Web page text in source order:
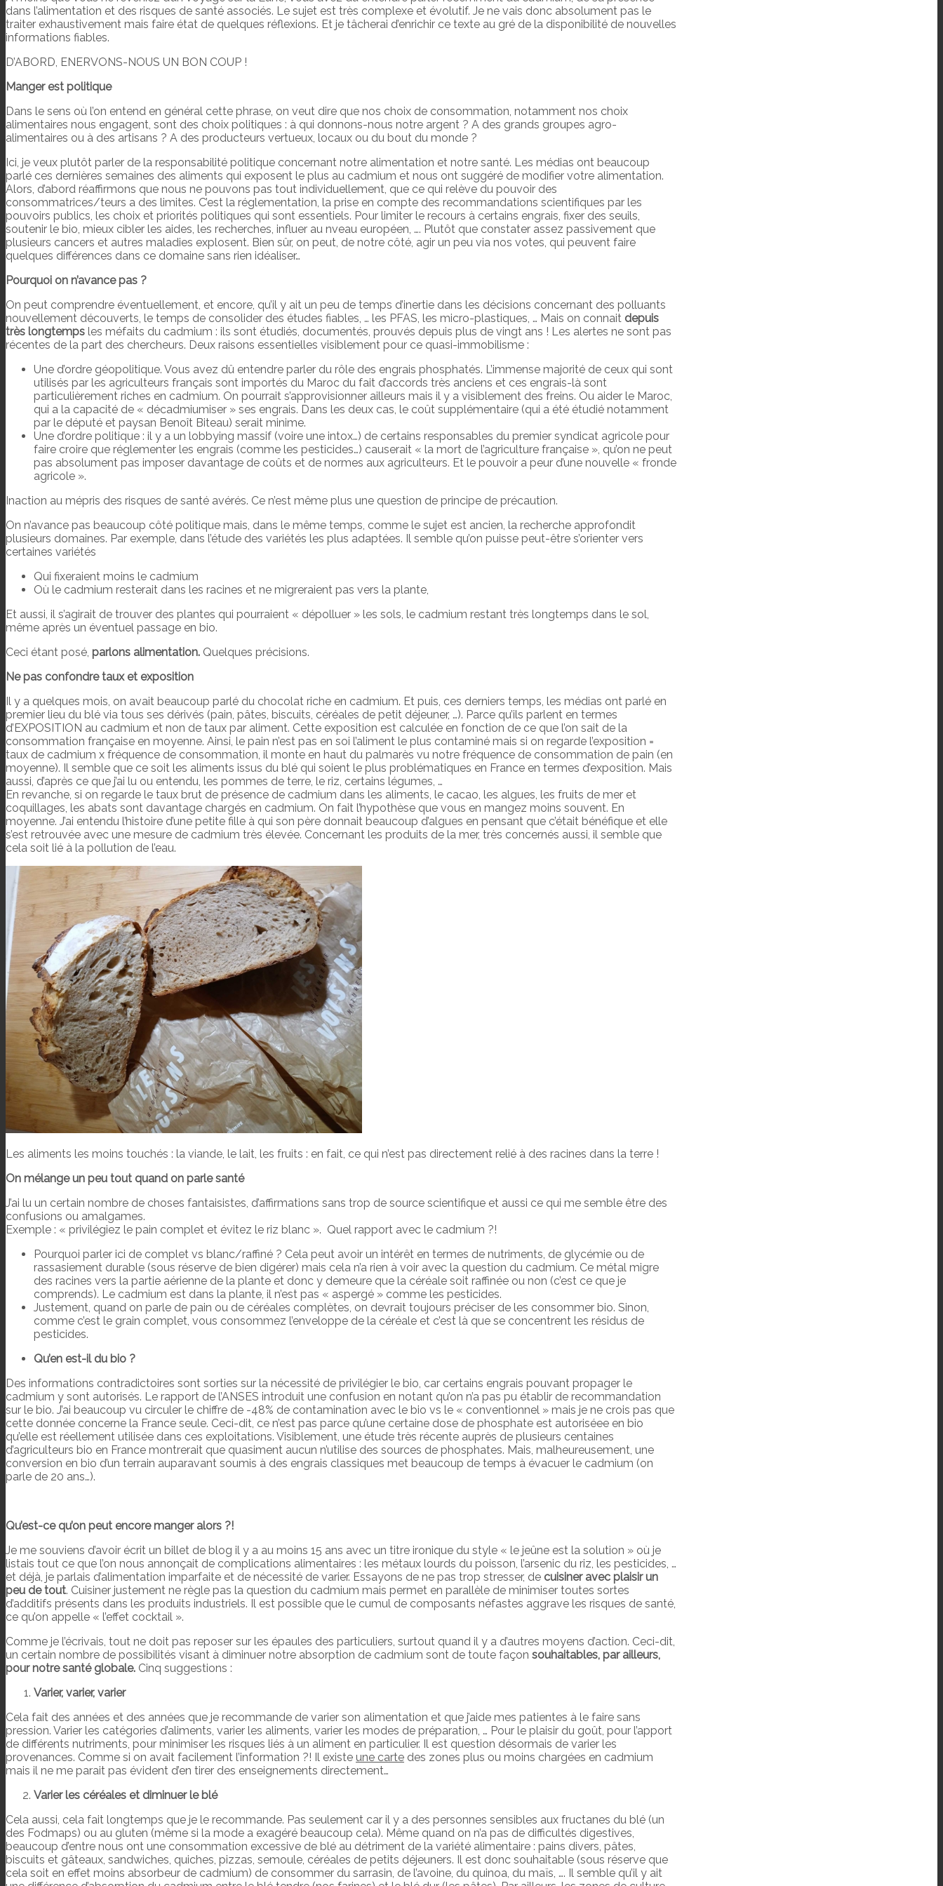
dans l’alimentation et des risques de santé associés. Le sujet est très complexe et évolutif. Je ne vais donc absolument pas le
traiter exhaustivement mais faire état de quelques réflexions. Et je tâcherai d’enrichir ce texte au gré de la disponibilité de nouvelles
informations fiables.
D’ABORD, ENERVONS-NOUS UN BON COUP !
Manger est politique
Dans le sens où l’on entend en général cette phrase, on veut dire que nos choix de consommation, notamment nos choix
alimentaires nous engagent, sont des choix politiques : à qui donnons-nous notre argent ? A des grands groupes agro-
alimentaires ou à des artisans ? A des producteurs vertueux, locaux ou du bout du monde ?
Ici, je veux plutôt parler de la responsabilité politique concernant notre alimentation et notre santé. Les médias ont beaucoup
parlé ces dernières semaines des aliments qui exposent le plus au cadmium et nous ont suggéré de modifier votre alimentation.
Alors, d’abord réaffirmons que nous ne pouvons pas tout individuellement, que ce qui relève du pouvoir des
consommatrices/teurs a des limites. C’est la réglementation, la prise en compte des recommandations scientifiques par les
pouvoirs publics, les choix et priorités politiques qui sont essentiels. Pour limiter le recours à certains engrais, fixer des seuils,
soutenir le bio, mieux cibler les aides, les recherches, influer au nveau européen, …. Plutôt que constater assez passivement que
plusieurs cancers et autres maladies explosent. Bien sûr, on peut, de notre côté, agir un peu via nos votes, qui peuvent faire
quelques différences dans ce domaine sans rien idéaliser…
Pourquoi on n’avance pas ?
On peut comprendre éventuellement, et encore, qu’il y ait un peu de temps d’inertie dans les décisions concernant des polluants
nouvellement découverts, le temps de consolider des études fiables, … les PFAS, les micro-plastiques, … Mais on connait depuis
très longtemps les méfaits du cadmium : ils sont étudiés, documentés, prouvés depuis plus de vingt ans ! Les alertes ne sont pas
récentes de la part des chercheurs. Deux raisons essentielles visiblement pour ce quasi-immobilisme :
Une d’ordre géopolitique. Vous avez dû entendre parler du rôle des engrais phosphatés. L’immense majorité de ceux qui sont
utilisés par les agriculteurs français sont importés du Maroc du fait d’accords très anciens et ces engrais-là sont
particulièrement riches en cadmium. On pourrait s’approvisionner ailleurs mais il y a visiblement des freins. Ou aider le Maroc,
qui a la capacité de « décadmiumiser » ses engrais. Dans les deux cas, le coût supplémentaire (qui a été étudié notamment
par le député et paysan Benoît Biteau) serait minime.
Une d’ordre politique : il y a un lobbying massif (voire une intox…) de certains responsables du premier syndicat agricole pour
faire croire que réglementer les engrais (comme les pesticides…) causerait « la mort de l’agriculture française », qu’on ne peut
pas absolument pas imposer davantage de coûts et de normes aux agriculteurs. Et le pouvoir a peur d’une nouvelle « fronde
agricole ».
Inaction au mépris des risques de santé avérés. Ce n’est même plus une question de principe de précaution.
On n’avance pas beaucoup côté politique mais, dans le même temps, comme le sujet est ancien, la recherche approfondit
plusieurs domaines. Par exemple, dans l’étude des variétés les plus adaptées. Il semble qu’on puisse peut-être s’orienter vers
certaines variétés
Qui fixeraient moins le cadmium
Où le cadmium resterait dans les racines et ne migreraient pas vers la plante,
Et aussi, il s’agirait de trouver des plantes qui pourraient « dépolluer » les sols, le cadmium restant très longtemps dans le sol,
même après un éventuel passage en bio.
Ceci étant posé, parlons alimentation. Quelques précisions.
Ne pas confondre taux et exposition
Il y a quelques mois, on avait beaucoup parlé du chocolat riche en cadmium. Et puis, ces derniers temps, les médias ont parlé en
premier lieu du blé via tous ses dérivés (pain, pâtes, biscuits, céréales de petit déjeuner, …). Parce qu’ils parlent en termes
d’EXPOSITION au cadmium et non de taux par aliment. Cette exposition est calculée en fonction de ce que l’on sait de la
consommation française en moyenne. Ainsi, le pain n’est pas en soi l’aliment le plus contaminé mais si on regarde l’exposition =
taux de cadmium x fréquence de consommation, il monte en haut du palmarès vu notre fréquence de consommation de pain (en
moyenne). Il semble que ce soit les aliments issus du blé qui soient le plus problématiques en France en termes d’exposition. Mais
aussi, d’après ce que j’ai lu ou entendu, les pommes de terre, le riz, certains légumes, …
En revanche, si on regarde le taux brut de présence de cadmium dans les aliments, le cacao, les algues, les fruits de mer et
coquillages, les abats sont davantage chargés en cadmium. On fait l’hypothèse que vous en mangez moins souvent. En
moyenne. J’ai entendu l’histoire d’une petite fille à qui son père donnait beaucoup d’algues en pensant que c’était bénéfique et elle
s’est retrouvée avec une mesure de cadmium très élevée. Concernant les produits de la mer, très concernés aussi, il semble que
cela soit lié à la pollution de l’eau.
Les aliments les moins touchés : la viande, le lait, les fruits : en fait, ce qui n’est pas directement relié à des racines dans la terre !
On mélange un peu tout quand on parle santé
J’ai lu un certain nombre de choses fantaisistes, d’affirmations sans trop de source scientifique et aussi ce qui me semble être des
confusions ou amalgames.
Exemple : « privilégiez le pain complet et évitez le riz blanc ». Quel rapport avec le cadmium ?!
Pourquoi parler ici de complet vs blanc/raffiné ? Cela peut avoir un intérêt en termes de nutriments, de glycémie ou de
rassasiement durable (sous réserve de bien digérer) mais cela n’a rien à voir avec la question du cadmium. Ce métal migre
des racines vers la partie aérienne de la plante et donc y demeure que la céréale soit raffinée ou non (c’est ce que je
comprends). Le cadmium est dans la plante, il n’est pas « aspergé » comme les pesticides.
Justement, quand on parle de pain ou de céréales complètes, on devrait toujours préciser de les consommer bio. Sinon,
comme c’est le grain complet, vous consommez l’enveloppe de la céréale et c’est là que se concentrent les résidus de
pesticides.
Qu’en est-il du bio ?
Des informations contradictoires sont sorties sur la nécessité de privilégier le bio, car certains engrais pouvant propager le
cadmium y sont autorisés. Le rapport de l’ANSES introduit une confusion en notant qu’on n’a pas pu établir de recommandation
sur le bio. J’ai beaucoup vu circuler le chiffre de -48% de contamination avec le bio vs le « conventionnel » mais je ne crois pas que
cette donnée concerne la France seule. Ceci-dit, ce n’est pas parce qu’une certaine dose de phosphate est autoriséee en bio
qu’elle est réellement utilisée dans ces exploitations. Visiblement, une étude très récente auprès de plusieurs centaines
d’agriculteurs bio en France montrerait que quasiment aucun n’utilise des sources de phosphates. Mais, malheureusement, une
conversion en bio d’un terrain auparavant soumis à des engrais classiques met beaucoup de temps à évacuer le cadmium (on
parle de 20 ans…).
Qu’est-ce qu’on peut encore manger alors ?!
Je me souviens d’avoir écrit un billet de blog il y a au moins 15 ans avec un titre ironique du style « le jeûne est la solution » où je
listais tout ce que l’on nous annonçait de complications alimentaires : les métaux lourds du poisson, l’arsenic du riz, les pesticides, …
et déjà, je parlais d’alimentation imparfaite et de nécessité de varier. Essayons de ne pas trop stresser, de cuisiner avec plaisir un
peu de tout. Cuisiner justement ne règle pas la question du cadmium mais permet en parallèle de minimiser toutes sortes
d’additifs présents dans les produits industriels. Il est possible que le cumul de composants néfastes aggrave les risques de santé,
ce qu’on appelle « l’effet cocktail ».
Comme je l’écrivais, tout ne doit pas reposer sur les épaules des particuliers, surtout quand il y a d’autres moyens d’action. Ceci-dit,
un certain nombre de possibilités visant à diminuer notre absorption de cadmium sont de toute façon souhaitables, par ailleurs,
pour notre santé globale. Cinq suggestions :
Varier, varier, varier
Cela fait des années et des années que je recommande de varier son alimentation et que j’aide mes patientes à le faire sans
pression. Varier les catégories d’aliments, varier les aliments, varier les modes de préparation, … Pour le plaisir du goût, pour l’apport
de différents nutriments, pour minimiser les risques liés à un aliment en particulier. Il est question désormais de varier les
provenances. Comme si on avait facilement l’information ?! Il existe une carte des zones plus ou moins chargées en cadmium
mais il ne me parait pas évident d’en tirer des enseignements directement…
Varier les céréales et diminuer le blé
Cela aussi, cela fait longtemps que je le recommande. Pas seulement car il y a des personnes sensibles aux fructanes du blé (un
des Fodmaps) ou au gluten (même si la mode a exagéré beaucoup cela). Même quand on n’a pas de difficultés digestives,
beaucoup d’entre nous ont une consommation excessive de blé au détriment de la variété alimentaire : pains divers, pâtes,
biscuits et gâteaux, sandwiches, quiches, pizzas, semoule, céréales de petits déjeuners. Il est donc souhaitable (sous réserve que
cela soit en effet moins absorbeur de cadmium) de consommer du sarrasin, de l’avoine, du quinoa, du maïs, …. Il semble qu’il y ait